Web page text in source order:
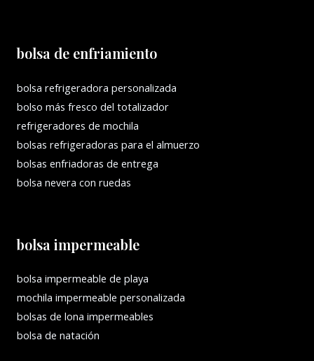
bolsa de enfriamiento
bolsa refrigeradora personalizada
bolso más fresco del totalizador
refrigeradores de mochila
bolsas refrigeradoras para el almuerzo
bolsas enfriadoras de entrega
bolsa nevera con ruedas
bolsa impermeable
bolsa impermeable de playa
mochila impermeable personalizada
bolsas de lona impermeables
bolsa de natación